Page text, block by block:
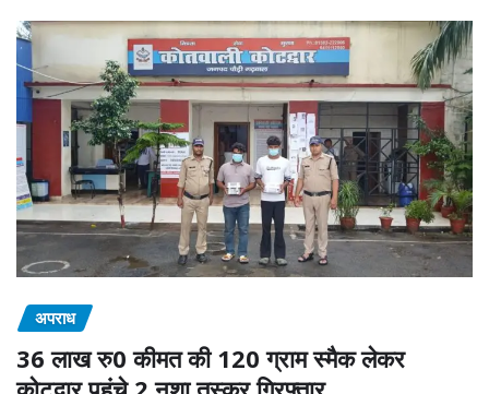
अपराध
36 लाख रु0 कीमत की 120 ग्राम स्मैक लेकर